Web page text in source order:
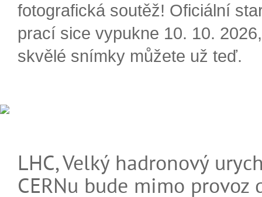
fotografická soutěž! Oficiální
prací sice vypukne 10. 10.
skvělé snímky můžete už teď.
LHC, Velký hadronový
CERNu bude mimo provoz